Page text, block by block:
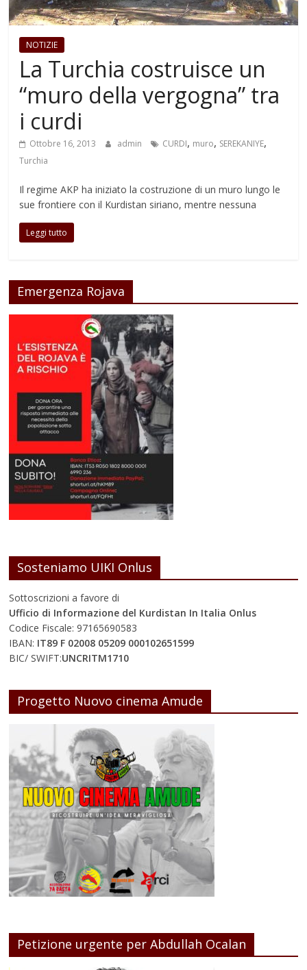
NOTIZIE
La Turchia costruisce un
“muro della vergogna” tra
i curdi
Ottobre 16, 2013 admin CURDI, muro, SEREKANIYE,
Turchia
Il regime AKP ha iniziato la costruzione di un muro lungo le
sue frontiere con il Kurdistan siriano, mentre nessuna
Leggi tutto
Emergenza Rojava
Sosteniamo UIKI Onlus
Sottoscrizioni a favore di
Ufficio di Informazione del Kurdistan In Italia Onlus
Codice Fiscale: 97165690583
IBAN: IT89 F 02008 05209 000102651599
BIC/ SWIFT:UNCRITM1710
Progetto Nuovo cinema Amude
Petizione urgente per Abdullah Ocalan